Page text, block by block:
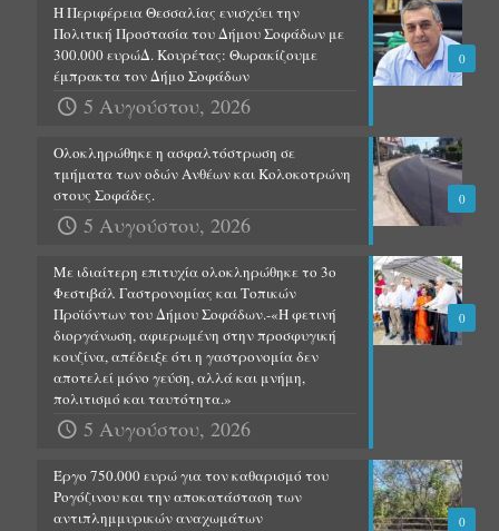
0
Η Περιφέρεια Θεσσαλίας ενισχύει την
Πολιτική Προστασία του Δήμου Σοφάδων με
300.000 ευρώΔ. Κουρέτας: Θωρακίζουμε
έμπρακτα τον Δήμο Σοφάδων
5 Αυγούστου, 2026
0
Ολοκληρώθηκε η ασφαλτόστρωση σε
τμήματα των οδών Ανθέων και Κολοκοτρώνη
στους Σοφάδες.
5 Αυγούστου, 2026
0
Με ιδιαίτερη επιτυχία ολοκληρώθηκε το 3ο
Φεστιβάλ Γαστρονομίας και Τοπικών
Προϊόντων του Δήμου Σοφάδων.-«Η φετινή
διοργάνωση, αφιερωμένη στην προσφυγική
κουζίνα, απέδειξε ότι η γαστρονομία δεν
αποτελεί μόνο γεύση, αλλά και μνήμη,
πολιτισμό και ταυτότητα.»
5 Αυγούστου, 2026
0
Έργο 750.000 ευρώ για τον καθαρισμό του
Ρογόζινου και την αποκατάσταση των
αντιπλημμυρικών αναχωμάτων